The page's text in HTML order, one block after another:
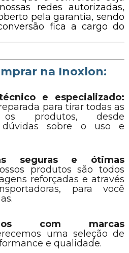
redes autorizadas,
pela garantia, sendo
fica a cargo do
na Inoxlon:
e especializado:
para tirar todas as
produtos, desde
dúvidas sobre o uso e
seguras e ótimas
produtos são todos
reforçadas e através
para você
com marcas
uma seleção de
e qualidade.